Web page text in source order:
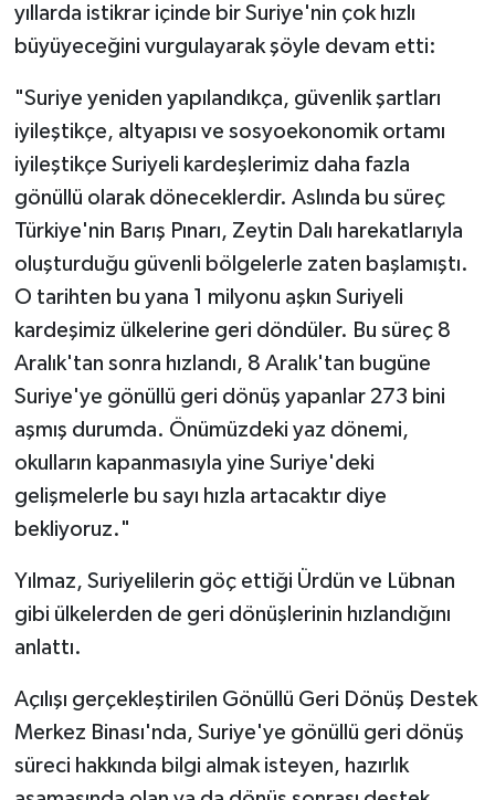
yıllarda istikrar içinde bir Suriye'nin çok hızlı
büyüyeceğini vurgulayarak şöyle devam etti:
"Suriye yeniden yapılandıkça, güvenlik şartları
iyileştikçe, altyapısı ve sosyoekonomik ortamı
iyileştikçe Suriyeli kardeşlerimiz daha fazla
gönüllü olarak döneceklerdir. Aslında bu süreç
Türkiye'nin Barış Pınarı, Zeytin Dalı harekatlarıyla
oluşturduğu güvenli bölgelerle zaten başlamıştı.
O tarihten bu yana 1 milyonu aşkın Suriyeli
kardeşimiz ülkelerine geri döndüler. Bu süreç 8
Aralık'tan sonra hızlandı, 8 Aralık'tan bugüne
Suriye'ye gönüllü geri dönüş yapanlar 273 bini
aşmış durumda. Önümüzdeki yaz dönemi,
okulların kapanmasıyla yine Suriye'deki
gelişmelerle bu sayı hızla artacaktır diye
bekliyoruz."
Yılmaz, Suriyelilerin göç ettiği Ürdün ve Lübnan
gibi ülkelerden de geri dönüşlerinin hızlandığını
anlattı.
Açılışı gerçekleştirilen Gönüllü Geri Dönüş Destek
Merkez Binası'nda, Suriye'ye gönüllü geri dönüş
süreci hakkında bilgi almak isteyen, hazırlık